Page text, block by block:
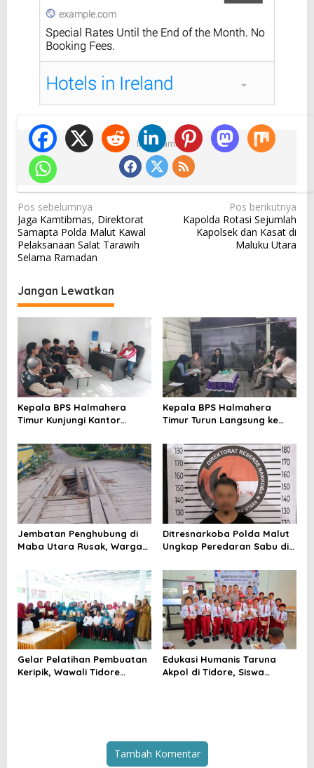
Ikuti Kami
N
a
v
i
g
a
s
i
p
o
s
Pos sebelumnya
Jaga Kamtibmas, Direktorat
Samapta Polda Malut Kawal
Pelaksanaan Salat Tarawih
Selama Ramadan
Pos berikutnya
Kapolda Rotasi Sejumlah
Kapolsek dan Kasat di
Maluku Utara
Jangan Lewatkan
Kepala BPS Halmahera
Timur Kunjungi Kantor
Percepat Pencacahan
SE2026
Kepala BPS Halmahera
Timur Turun Langsung ke
Pendataan Sensus Ekonomi
2026
Jembatan Penghubung di
Maba Utara Rusak, Warga
dari Pemda
Ditresnarkoba Polda Malut
Ungkap Peredaran Sabu di
Pengedar Diamankan
Gelar Pelatihan Pembuatan
Keripik, Wawali Tidore
Edukasi Humanis Taruna
Akpol di Tidore, Siswa
Tambah Komentar